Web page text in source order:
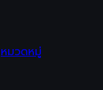
หมวดหมู่